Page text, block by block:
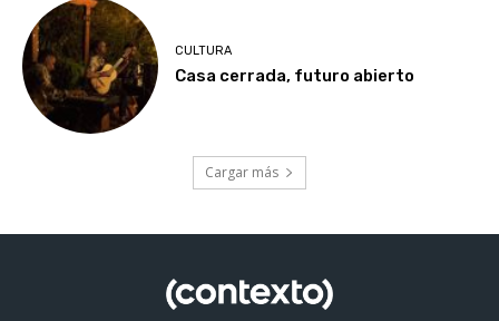
CULTURA
Casa cerrada, futuro abierto
Cargar más